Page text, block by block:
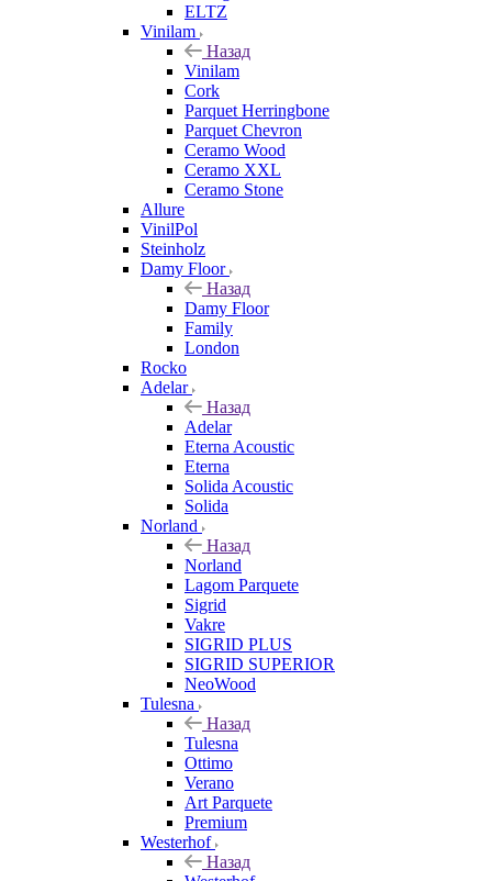
ELTZ
Vinilam
Назад
Vinilam
Cork
Parquet Herringbone
Parquet Chevron
Ceramo Wood
Ceramo XXL
Ceramo Stone
Allure
VinilPol
Steinholz
Damy Floor
Назад
Damy Floor
Family
London
Rocko
Adelar
Назад
Adelar
Eterna Acoustic
Eterna
Solida Acoustic
Solida
Norland
Назад
Norland
Lagom Parquete
Sigrid
Vakre
SIGRID PLUS
SIGRID SUPERIOR
NeoWood
Tulesna
Назад
Tulesna
Ottimo
Verano
Art Parquete
Premium
Westerhof
Назад